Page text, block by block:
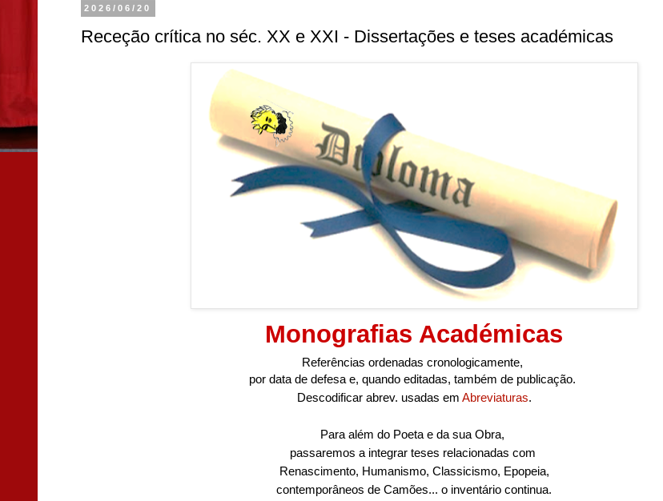
2026/06/20
Receção crítica no séc. XX e XXI - Dissertações e teses académicas
Monografias Académicas
Referências ordenadas cronologicamente,
por data de defesa e, quando editadas, também de publicação.
Descodificar abrev. usadas em Abreviaturas.
Para além do Poeta e da sua Obra,
passaremos a integrar teses relacionadas com
Renascimento, Humanismo, Classicismo, Epopeia,
contemporâneos de Camões... o inventário continua.